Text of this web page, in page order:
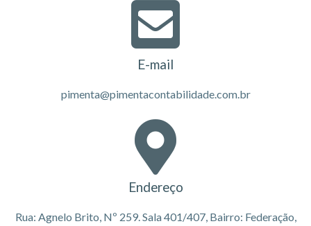
E-mail
pimenta@pimentacontabilidade.com.br
Endereço
Rua: Agnelo Brito, Nº 259. Sala 401/407, Bairro: Federação,